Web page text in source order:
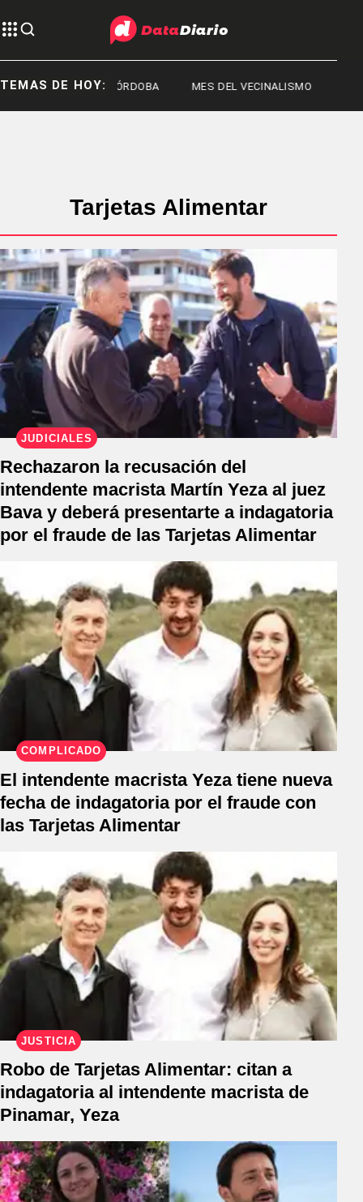
TEMAS DE HOY:CÓRDOBA MES DEL VECINALISMO
Tarjetas Alimentar
JUDICIALES
Rechazaron la recusación del
intendente macrista Martín Yeza al juez
Bava y deberá presentarte a indagatoria
por el fraude de las Tarjetas Alimentar
COMPLICADO
El intendente macrista Yeza tiene nueva
fecha de indagatoria por el fraude con
las Tarjetas Alimentar
JUSTICIA
Robo de Tarjetas Alimentar: citan a
indagatoria al intendente macrista de
Pinamar, Yeza